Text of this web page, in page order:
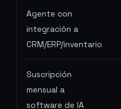
Agente con
integración a
CRM/ERP/inventario
Suscripción
mensual a
software de IA